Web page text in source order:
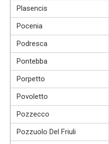
Plasencis
Pocenia
Podresca
Pontebba
Porpetto
Povoletto
Pozzecco
Pozzuolo Del Friuli